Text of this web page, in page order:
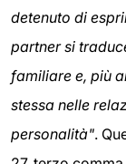
detenuto di
partner si
familiare e, più
stessa nelle
personalità".